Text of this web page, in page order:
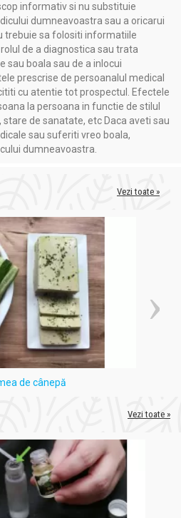
informativ si nu substituie
dumneavoastra sau a oricarui
trebuie sa folositi informatiile
de a diagnostica sau trata
sau boala sau de a inlocui
prescrise de persoanalul medical
cu atentie tot prospectul. Efectele
la persoana in functie de stilul
de sanatate, etc Daca aveti sau
sau suferiti vreo boala,
dumneavoastra.
Vezi toate »
de cânepă
Vezi toate »